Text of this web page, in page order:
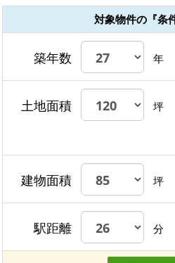
対象物件の『条
築年数 年
土地面積 坪
建物面積 坪
駅距離 分